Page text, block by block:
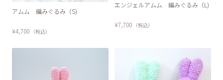
アムム 編みぐるみ（S)
¥4,700 （税込）
エンジェルアムム 編みぐるみ（L)
¥7,700 （税込）